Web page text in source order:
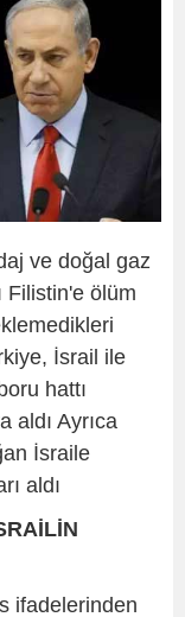
ve doğal gaz
Filistin'e ölüm
İsrail ile
hattı
aldı Ayrıca
İsraile
aldı
ifadelerinden